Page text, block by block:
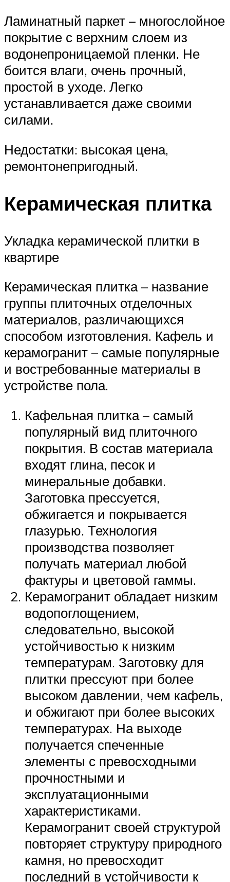
Ламинатный паркет – многослойное
покрытие с верхним слоем из
водонепроницаемой пленки. Не
боится влаги, очень прочный,
простой в уходе. Легко
устанавливается даже своими
силами.
Недостатки: высокая цена,
ремонтонепригодный.
Керамическая плитка
Укладка керамической плитки в
квартире
Керамическая плитка – название
группы плиточных отделочных
материалов, различающихся
способом изготовления. Кафель и
керамогранит – самые популярные
и востребованные материалы в
устройстве пола.
Кафельная плитка – самый
популярный вид плиточного
покрытия. В состав материала
входят глина, песок и
минеральные добавки.
Заготовка прессуется,
обжигается и покрывается
глазурью. Технология
производства позволяет
получать материал любой
фактуры и цветовой гаммы.
Керамогранит обладает низким
водопоглощением,
следовательно, высокой
устойчивостью к низким
температурам. Заготовку для
плитки прессуют при более
высоком давлении, чем кафель,
и обжигают при более высоких
температурах. На выходе
получается спеченные
элементы с превосходными
прочностными и
эксплуатационными
характеристиками.
Керамогранит своей структурой
повторяет структуру природного
камня, но превосходит
последний в устойчивости к